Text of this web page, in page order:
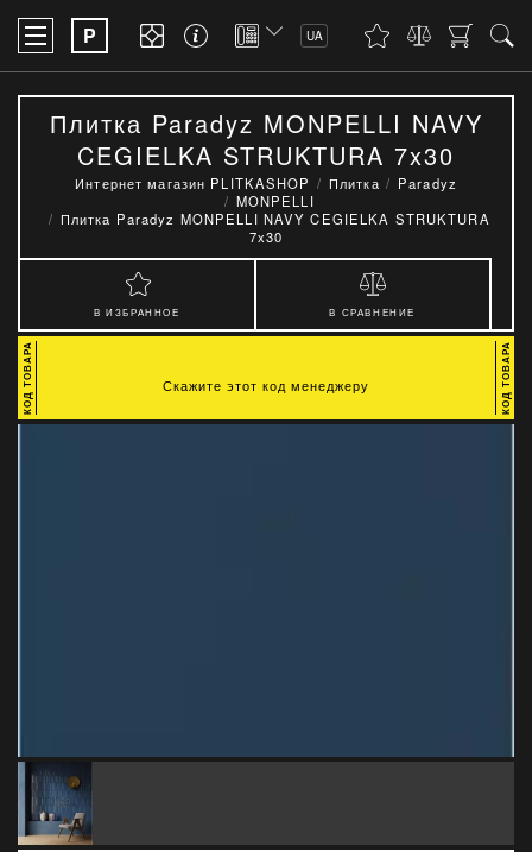
P UA
Плитка Paradyz MONPELLI NAVY
CEGIELKA STRUKTURA 7x30
Интернет магазин PLITKASHOP Плитка
Paradyz
MONPELLI
Плитка Paradyz MONPELLI NAVY CEGIELKA STRUKTURA
7x30
В ИЗБРАННОЕ В СРАВНЕНИЕ
Скажите этот код менеджеру